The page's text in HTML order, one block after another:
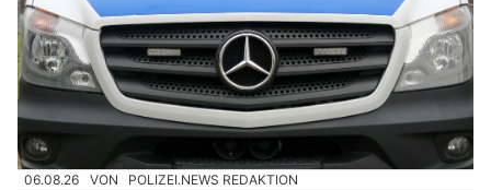
06.08.26 VON POLIZEI.NEWS REDAKTION